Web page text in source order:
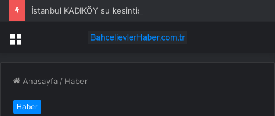
Menü
Anasayfa / Haber
Haber